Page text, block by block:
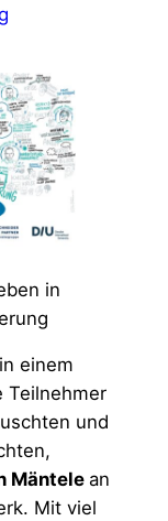
in
einem
Teilnehmer
und
Mäntele an
Mit viel